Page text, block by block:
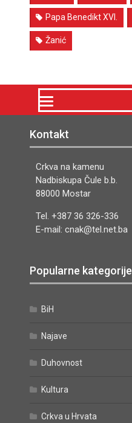
Papa Benedikt XVI.
Žanić
Kontakt
Crkva na kamenu
Nadbiskupa Čule b.b.
88000 Mostar
Tel. +387 36 326-336
E-mail: cnak@tel.net.ba
Popularne kategorije
BiH
Najave
Duhovnost
Kultura
Crkva u Hrvata